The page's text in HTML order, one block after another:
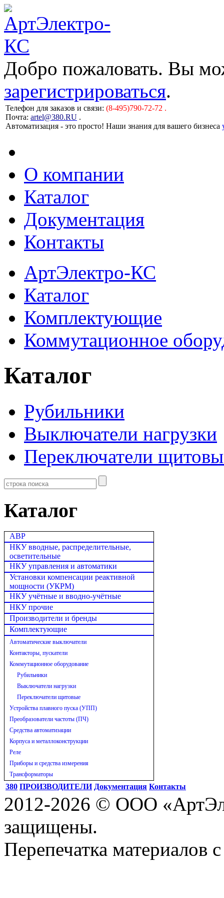
Добро пожаловать. Вы
зарегистрироваться.
Телефон для заказов и связи: (8-495)790-72-72 .
Почта: artel@380.RU .
Автоматизация - это просто! Наши знания для вашего бизнеса
О компании
Каталог
Документация
Контакты
АртЭлектро-КС
Каталог
Комплектующие
Коммутационное
Каталог
Рубильники
Выключатели нагрузки
Переключатели
Каталог
АВР
НКУ вводные, распределительные,
осветительные
НКУ управления и автоматики
Установки компенсации реактивной
мощности (УКРМ)
НКУ учётные и вводно-учётные
НКУ прочие
Производители и бренды
Комплектующие
Автоматические выключатели
Контакторы, пускатели
Коммутационное оборудование
Рубильники
Выключатели нагрузки
Переключатели щитовые
Устройства плавного пуска (УПП)
Преобразователи частоты (ПЧ)
Средства автоматизации
Корпуса и металлоконструкции
Реле
Приборы и средства измерения
Трансформаторы
380 ПРОИЗВОДИТЕЛИ Документация Контакты
2012-2026 © ООО
защищены.
Перепечатка материалов